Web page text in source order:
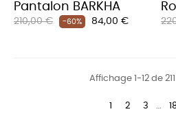
Pantalon BARKHA
Prix
210,00 € -60% Prix
84,00 €
Prix
Affichage 1-12 de
1 2 3 …